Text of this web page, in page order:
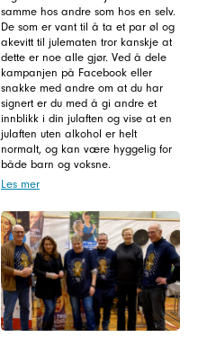
samme hos andre som hos en selv.
De som er vant til å ta et par øl og
akevitt til julematen tror kanskje at
dette er noe alle gjør. Ved å dele
kampanjen på Facebook eller
snakke med andre om at du har
signert er du med å gi andre et
innblikk i din julaften og vise at en
julaften uten alkohol er helt
normalt, og kan være hyggelig for
både barn og voksne.
Les mer